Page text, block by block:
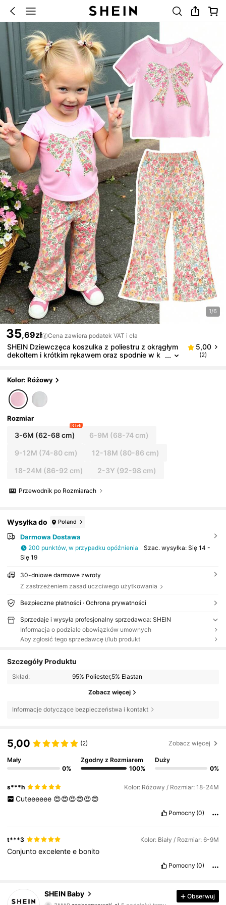
1/6
35,69zł Cena zawiera podatek VAT i cła
SHEIN Dziewczęca koszulka z poliestru z okrągłym
dekoltem i krótkim rękawem oraz spodnie w k
5,00
(2)
Kolor: Różowy
Rozmiar
3-6M (62-68 cm)
3 left
6-9M (68-74 cm)
9-12M (74-80 cm) 12-18M (80-86 cm)
18-24M (86-92 cm) 2-3Y (92-98 cm)
Przewodnik po Rozmiarach
Wysyłka do Poland
Darmowa Dostawa
200 punktów, w przypadku opóźnienia Szac. wysyłka: Się 14 -
Się 19
30-dniowe darmowe zwroty
Z zastrzeżeniem zasad uczciwego użytkowania
Bezpieczne płatności · Ochrona prywatności
Sprzedaje i wysyła profesjonalny sprzedawca: SHEIN
Informacja o podziale obowiązków umownych
Aby zgłosić tego sprzedawcę i/lub produkt
Szczegóły Produktu
Skład: 95% Poliester,5% Elastan
Zobacz więcej
Informacje dotyczące bezpieczeństwa i kontakt
5,00 (2) Zobacz więcej
Mały
0%
Zgodny z Rozmiarem
100%
Duży
0%
s***h Kolor: Różowy / Rozmiar: 18-24M
Cuteeeeee 😍😍😍😍😍😍
Pomocny (0)
t***3 Kolor: Biały / Rozmiar: 6-9M
Conjuntoexcelentee bonito
Pomocny (0)
SHEIN Baby
zaobserwował(-a) Obserwuj